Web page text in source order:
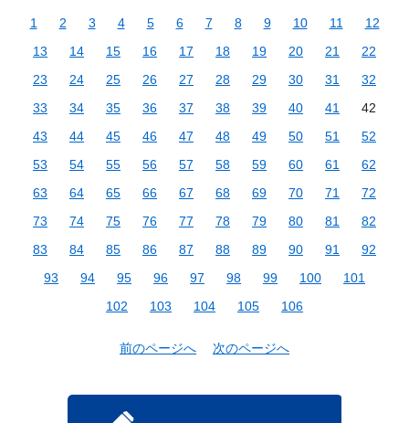
1 2 3 4 5 6 7 8 9 10 11
12
13
14 15 16 17 18 19 20 21
22
23
24 25 26 27 28 29 30 31
32
33
34 35 36 37 38 39 40 41
42
43
44 45 46 47 48 49 50 51
52
53
54 55 56 57 58 59 60 61
62
63
64 65 66 67 68 69 70 71
72
73
74 75 76 77 78 79 80 81
82
83
84 85 86 87 88 89 90 91
92
93
94 95 96 97 98 99 100
101
102
103 104 105 106
前のページへ 次のページへ